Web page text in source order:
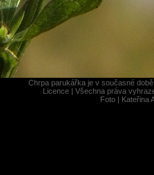
Chrpa parukářka je v současné
Licence | Všechna práva
Foto | Kateřina